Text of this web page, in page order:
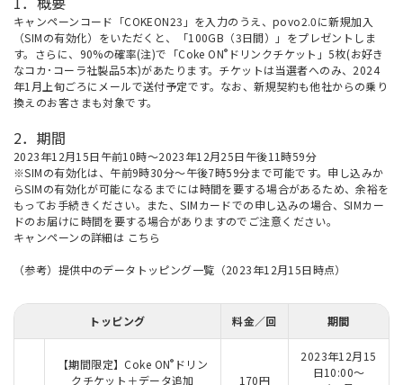
キャンペーンコード「COKEON23」を入力のうえ、povo2.0に新規加入
（SIMの有効化）をいただくと、「100GB（3日間）」をプレゼントしま
す。さらに、90%の確率(注)で「Coke ON® ドリンクチケット」5枚(お好き
なコカ･コーラ社製品5本)があたります。チケットは当選者へのみ、2024
年1月上旬ごろにメールで送付予定です。なお、新規契約も他社からの乗り
換えのお客さまも対象です。
2．期間
2023年12月15日午前10時～2023年12月25日午後11時59分
※SIMの有効化は、午前9時30分～午後7時59分まで可能です。申し込みか
らSIMの有効化が可能になるまでには時間を要する場合があるため、余裕を
もってお手続きください。また、SIMカードでの申し込みの場合、SIMカー
ドのお届けに時間を要する場合がありますのでご注意ください。
キャンペーンの詳細は こちら
（参考）提供中のデータトッピング一覧（2023年12月15日時点）
トッピング 料金／回 期間
【期間限定】Coke ON® ドリン
クチケット＋データ追加
170円
2023年12月15
日10:00～